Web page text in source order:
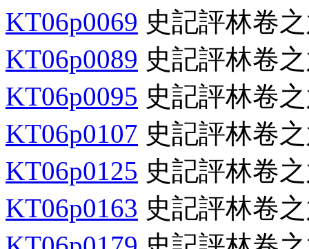
KT06p0069 史記評林卷
KT06p0089 史記評林卷
KT06p0095 史記評林卷
KT06p0107 史記評林卷
KT06p0125 史記評林卷
KT06p0163 史記評林卷